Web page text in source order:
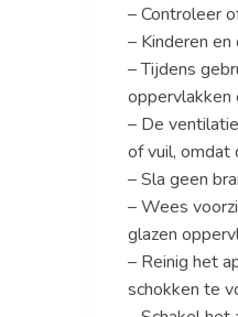
– Controleer
– Kinderen
– Tijdens
oppervlakken
– De
of vuil, omdat
– Sla geen
– Wees
glazen
– Reinig het
schokken te